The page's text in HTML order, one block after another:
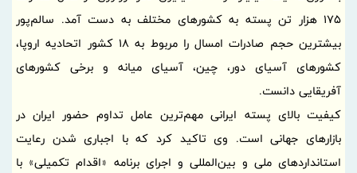
175 هزار تن پسته به کشورهای مختلف به دست آمد. سالم‌پور
بیشترین حجم صادرات امسال را مربوط به 18 کشور اتحادیه اروپا،
کشورهای آسیای دور، چین، آسیای میانه و برخی کشورهای
آفریقایی دانست.
کیفیت بالای پسته ایرانی مهم‌ترین عامل تداوم حضور ایران در
بازارهای جهانی است. وی تاکید کرد که با اجباری شدن رعایت
استانداردهای ملی و بین‌المللی و اجرای برنامه «اقدام تکمیلی» با